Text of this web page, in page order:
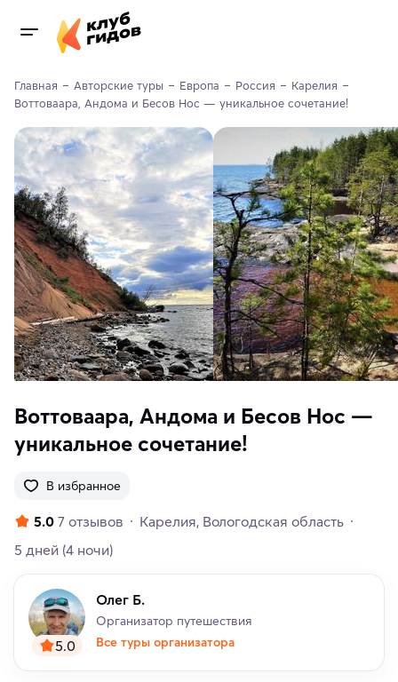
Главная Авторские туры Европа Россия
Карелия
Воттоваара, Андома и Бесов Нос — уникальное сочетание!
Воттоваара, Андома и Бесов Нос —
уникальное сочетание!
В избранное
5.0 7 отзывов Карелия Вологодская область
5 дней (4 ночи)
5.0
Олег Б.
Организатор путешествия
Все туры организатора